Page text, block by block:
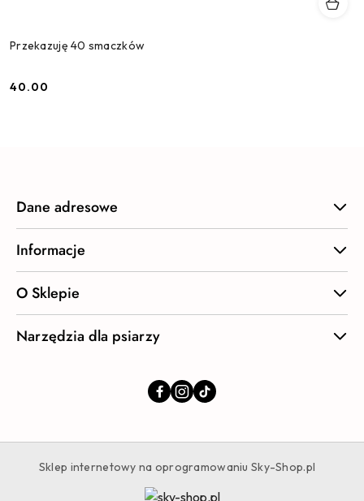
Przekazuję 40 smaczków
Cena:
40.00
Dane adresowe
Informacje
O Sklepie
Narzędzia dla psiarzy
Sklep internetowy na oprogramowaniu Sky-Shop.pl